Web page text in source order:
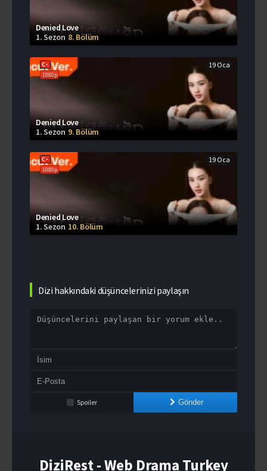
Denied Love
1. Sezon 8. Bölüm
1080p
19 Oca
Denied Love
1. Sezon 9. Bölüm
1080p
19 Oca
Denied Love
1. Sezon 10. Bölüm
Dizi hakkındaki düşüncelerinizi paylaşın
Spoiler Gönder
DiziRest - Web Drama Turkey